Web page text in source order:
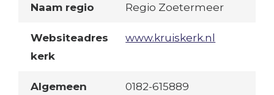
Naam regio Regio Zoetermeer
Websiteadres
kerk
www.kruiskerk.nl
Algemeen
0182-615889